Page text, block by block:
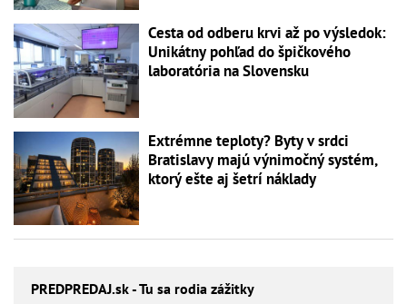
Cesta od odberu krvi až po výsledok:
Unikátny pohľad do špičkového
laboratória na Slovensku
Extrémne teploty? Byty v srdci
Bratislavy majú výnimočný systém,
ktorý ešte aj šetrí náklady
PREDPREDAJ.sk - Tu sa rodia zážitky